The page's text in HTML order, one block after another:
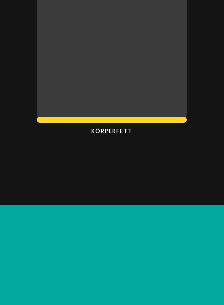
KÖRPERFETT